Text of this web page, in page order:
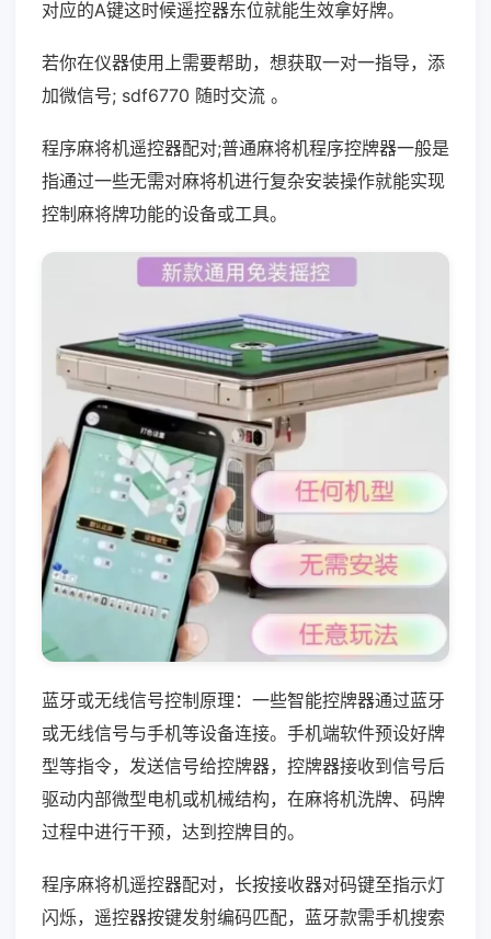
对应的A键这时候遥控器东位就能生效拿好牌。
若你在仪器使用上需要帮助，想获取一对一指导，添
加微信号; sdf6770 随时交流 。
程序麻将机遥控器配对;普通麻将机程序控牌器一般是
指通过一些无需对麻将机进行复杂安装操作就能实现
控制麻将牌功能的设备或工具。
蓝牙或无线信号控制原理：一些智能控牌器通过蓝牙
或无线信号与手机等设备连接。手机端软件预设好牌
型等指令，发送信号给控牌器，控牌器接收到信号后
驱动内部微型电机或机械结构，在麻将机洗牌、码牌
过程中进行干预，达到控牌目的。
程序麻将机遥控器配对，长按接收器对码键至指示灯
闪烁，遥控器按键发射编码匹配，蓝牙款需手机搜索